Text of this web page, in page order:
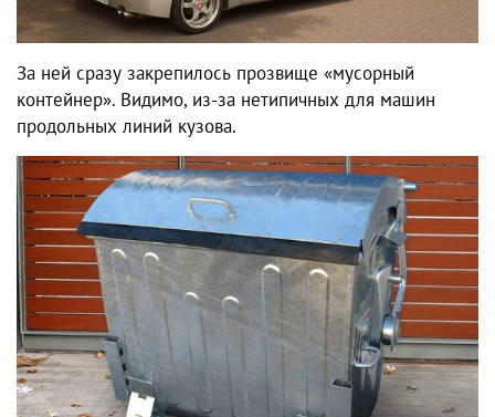
За ней сразу закрепилось прозвище «мусорный
контейнер». Видимо, из-за нетипичных для машин
продольных линий кузова.